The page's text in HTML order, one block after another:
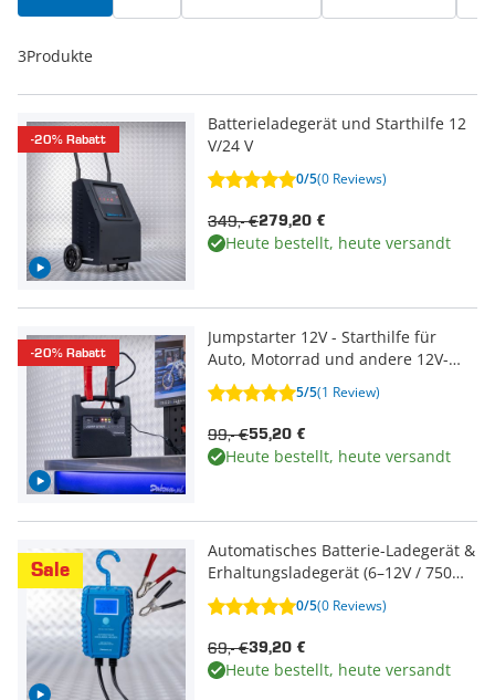
3Produkte
-20% Rabatt
Batterieladegerät und Starthilfe 12
V/24 V
0/5(0 Reviews)
279,20 €
349,- €
Heute bestellt, heute versandt
-20% Rabatt
Jumpstarter 12V - Starthilfe für
Auto, Motorrad und andere 12V-
Fahrzeuge
5/5(1 Review)
55,20 €
99,- €
Heute bestellt, heute versandt
Sale
Automatisches Batterie-Ladegerät &
Erhaltungsladegerät (6–12V / 750
mA)
0/5(0 Reviews)
39,20 €
69,- €
Heute bestellt, heute versandt